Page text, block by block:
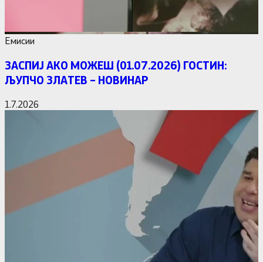
Емисии
ЗАСПИЈ АКО МОЖЕШ (01.07.2026) ГОСТИН:
ЉУПЧО ЗЛАТЕВ – НОВИНАР
1.7.2026